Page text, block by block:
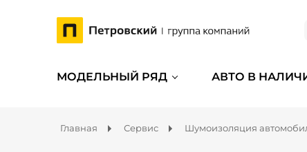
МОДЕЛЬНЫЙ РЯД АВТО В
Главная Сервис Шумоизоляция